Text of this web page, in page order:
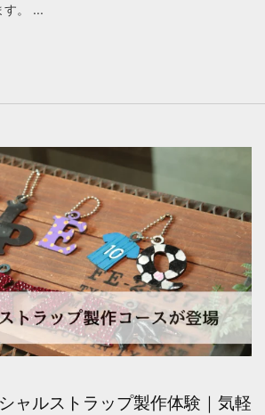
す。 ...
ャルストラップ製作体験｜気軽